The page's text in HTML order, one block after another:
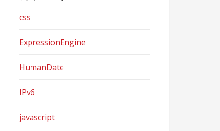
css
ExpressionEngine
HumanDate
IPv6
javascript